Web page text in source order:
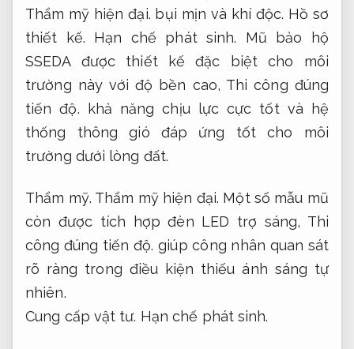
Thẩm mỹ hiện đại. bụi mịn và khí độc. Hồ sơ
thiết kế.
Hạn chế phát sinh. Mũ bảo hộ
SSEDA được thiết kế đặc biệt cho môi
trường này với độ bền cao, Thi công đúng
tiến độ. khả năng chịu lực cực tốt và hệ
thống thông gió đáp ứng tốt cho môi
trường dưới lòng đất.
Thẩm mỹ. Thẩm mỹ hiện đại. Một số mẫu mũ
còn được tích hợp đèn LED trợ sáng, Thi
công đúng tiến độ. giúp công nhân quan sát
rõ ràng trong điều kiện thiếu ánh sáng tự
nhiên.
Cung cấp vật tư. Hạn chế phát sinh.